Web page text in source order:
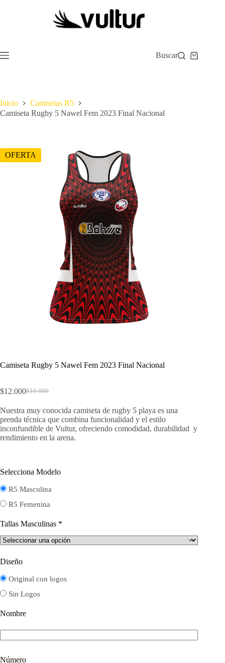
Buscar
Carro
Inicio
Camisetas R5
Camiseta Rugby 5 Nawel Fem 2023 Final Nacional
OFERTA
Camiseta Rugby 5 Nawel Fem 2023 Final Nacional
$16.000
El
original
era:
$16.000.
$12.000El
actual
es:
$12.000.
Nuestra muy conocida camiseta de rugby 5 playa es una
prenda técnica que combina funcionalidad y el estilo
inconfundible de Vultur, ofreciendo comodidad, durabilidad y
rendimiento en la arena.
Selecciona Modelo
R5 Masculina
R5 Femenina
Tallas Masculinas *
Diseño
Original con logos
Sin Logos
Nombre
Número